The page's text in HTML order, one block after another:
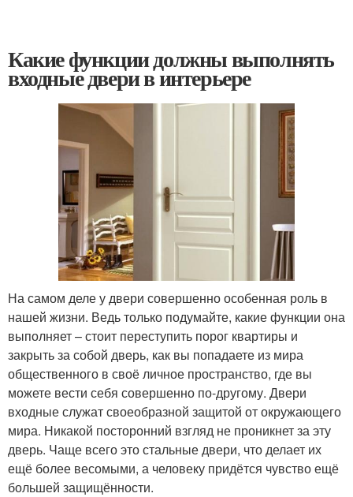
Какие функции должны выполнять
входные двери в интерьере
На самом деле у двери совершенно особенная роль в
нашей жизни. Ведь только подумайте, какие функции она
выполняет – стоит переступить порог квартиры и
закрыть за собой дверь, как вы попадаете из мира
общественного в своё личное пространство, где вы
можете вести себя совершенно по-другому. Двери
входные служат своеобразной защитой от окружающего
мира. Никакой посторонний взгляд не проникнет за эту
дверь. Чаще всего это стальные двери, что делает их
ещё более весомыми, а человеку придётся чувство ещё
большей защищённости.